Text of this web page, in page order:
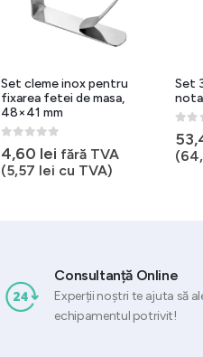
Set cleme inox pentru
fixarea fetei de masa,
48×41 mm
0out of 5
4,60 lei fără TVA
(5,57 lei cu TVA)
Set
0out
(
Consultanță Online
Experții noștri te ajuta să
echipamentul potrivit!